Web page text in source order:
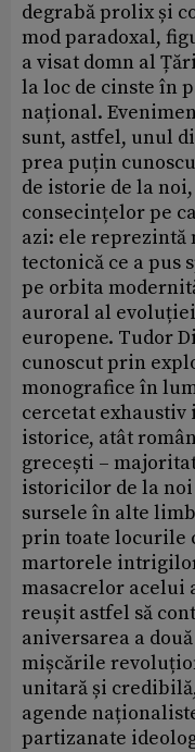
degrabă prolix și
mod paradoxal,
a visat domn al
la loc de cinste în
național.
sunt, astfel, unul
prea puțin
de istorie de la
consecințelor pe
azi: ele reprezintă
tectonică ce a pus
pe orbita
auroral al
europene. Tudor
cunoscut prin
monografice în
cercetat exhaustiv
istorice, atât
grecești –
istoricilor de la noi
sursele în alte
prin toate locurile
martorele
masacrelor acelui
reușit astfel să
aniversarea a
mișcările
unitară și
agende
partizanate